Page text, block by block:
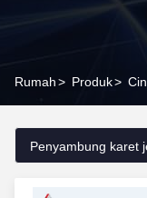
Rumah> Produk>
Penyambung karet